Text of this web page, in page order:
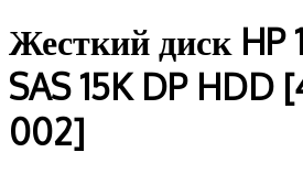
Жесткий диск HP
SAS 15K DP HDD
002]